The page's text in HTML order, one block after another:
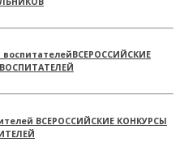
ВСЕРОССИЙСКИЕ
ВСЕРОССИЙСКИЕ КОНКУРСЫ